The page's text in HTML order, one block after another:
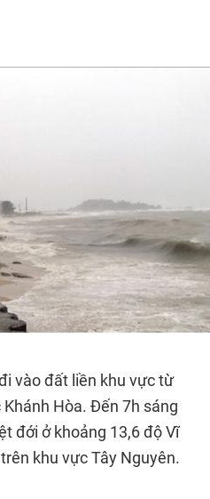
vào đất liền khu vực từ
Hòa. Đến 7h sáng
đới ở khoảng 13,6 độ Vĩ
khu vực Tây Nguyên.